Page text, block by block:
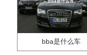
bba是什么车